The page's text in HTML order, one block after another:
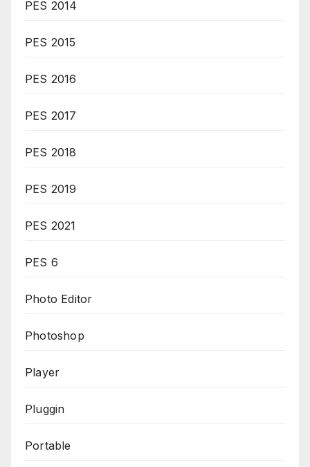
PES 2014
PES 2015
PES 2016
PES 2017
PES 2018
PES 2019
PES 2021
PES 6
Photo Editor
Photoshop
Player
Pluggin
Portable